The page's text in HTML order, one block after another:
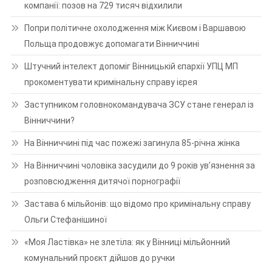
компанії: позов на 729 тисяч відхилили
Попри політичне охолодження між Києвом і Варшавою
Польща продовжує допомагати Вінниччині
Штучний інтелект допоміг Вінницькій єпархії УПЦ МП
прокоментувати кримінальну справу ієрея
Заступником головнокомандувача ЗСУ стане генерал із
Вінниччини?
На Вінниччині під час пожежі загинула 85-річна жінка
На Вінниччині чоловіка засудили до 9 років ув’язнення за
розповсюдження дитячої порнографії
Застава 6 мільйонів: що відомо про кримінальну справу
Ольги Стефанішиної
«Моя Ластівка» не злетіла: як у Вінниці мільйонний
комунальний проєкт дійшов до ручки